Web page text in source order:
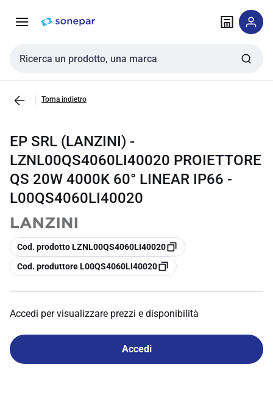
navigazione alla
Cerca input
Torna indietro
EP SRL (LANZINI) -
LZNL00QS4060LI40020 PROIETTORE
QS 20W 4000K 60° LINEAR IP66 -
L00QS4060LI40020
copia
Cod. prodotto LZNL00QS4060LI40020
copia
Cod. produttore L00QS4060LI40020
Accedi per visualizzare prezzi e disponibilità
Accedi